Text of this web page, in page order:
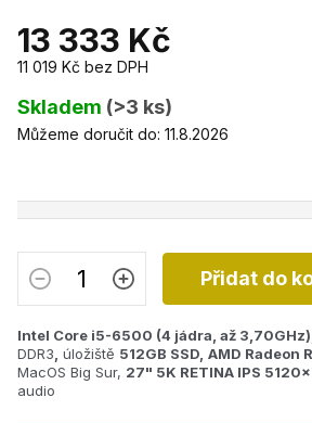
13 333 Kč
11 019 Kč bez DPH
Měrná
cena:
Skladem (>3 ks)
Můžeme doručit do: 11.8.2026
Přidat do
Intel Core i5-6500 (4 jádra, až 3,70
DDR3 úložiště 512GB SSD, AMD Radeon
MacOS Big Sur, 27" 5K RETINA IPS
audio